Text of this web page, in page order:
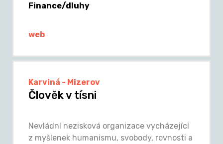
Finance/dluhy
web
Karviná - Mizerov
Člověk v tísni
Nevládní nezisková organizace vycházející
z myšlenek humanismu, svobody, rovnosti a